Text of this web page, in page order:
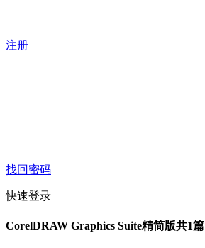
注册
找回密码
快速登录
CorelDRAW Graphics Suite精简版共1篇